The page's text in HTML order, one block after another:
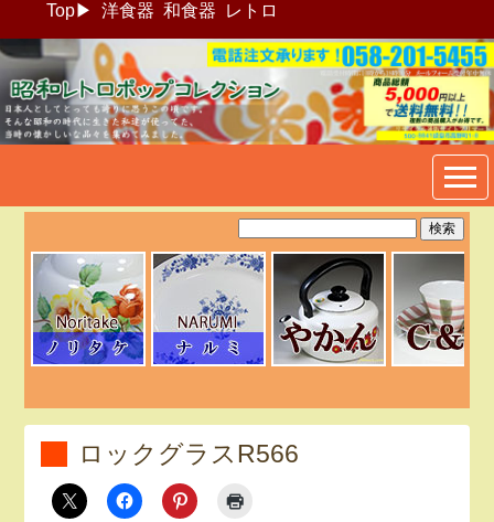
Top▶ 洋食器 和食器 レトロ
昭和レトロポップ食器生活雑
貨通販＠フリマート
ロックグラスR566